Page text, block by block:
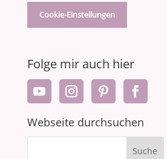
Cookie-Einstellungen
Folge mir auch hier
Webseite durchsuchen